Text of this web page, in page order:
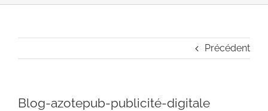
Précédent
Blog-azotepub-publicité-digitale